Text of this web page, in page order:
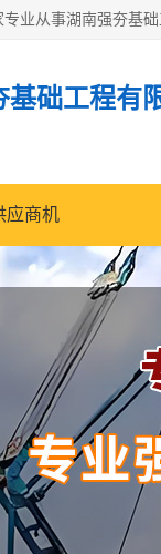
础工程有
应商机